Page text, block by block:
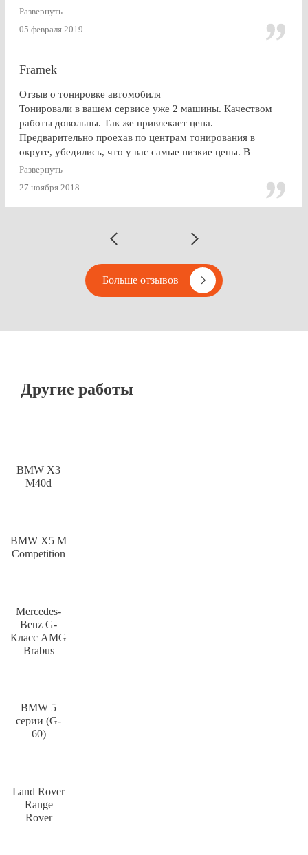
именно так, как и написано в отзывах!!!) Я остался очень
Развернуть
05 февраля 2019
Framek
Отзыв о тонировке автомобиля
Тонировали в вашем сервисе уже 2 машины. Качеством
работы довольны. Так же привлекает цена.
Предварительно проехав по центрам тонирования в
округе, убедились, что у вас самые низкие цены. В
будущем, думаю, будем так же пользоваться услугами
Развернуть
27 ноября 2018
Больше отзывов
Другие работы
BMW X3
M40d
BMW X5 M
Competition
Mercedes-
Benz G-
Класс AMG
Brabus
BMW 5
серии (G-
60)
Land Rover
Range
Rover